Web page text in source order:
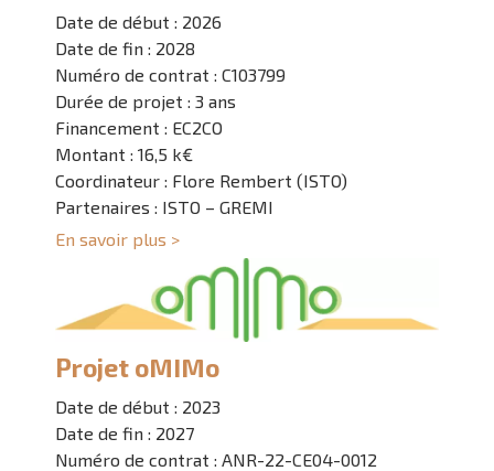
Date de début : 2026
Date de fin : 2028
Numéro de contrat : C103799
Durée de projet : 3 ans
Financement : EC2CO
Montant : 16,5 k€
Coordinateur : Flore Rembert (ISTO)
Partenaires : ISTO – GREMI
En savoir plus >
Projet oMIMo
Date de début : 2023
Date de fin : 2027
Numéro de contrat : ANR-22-CE04-0012